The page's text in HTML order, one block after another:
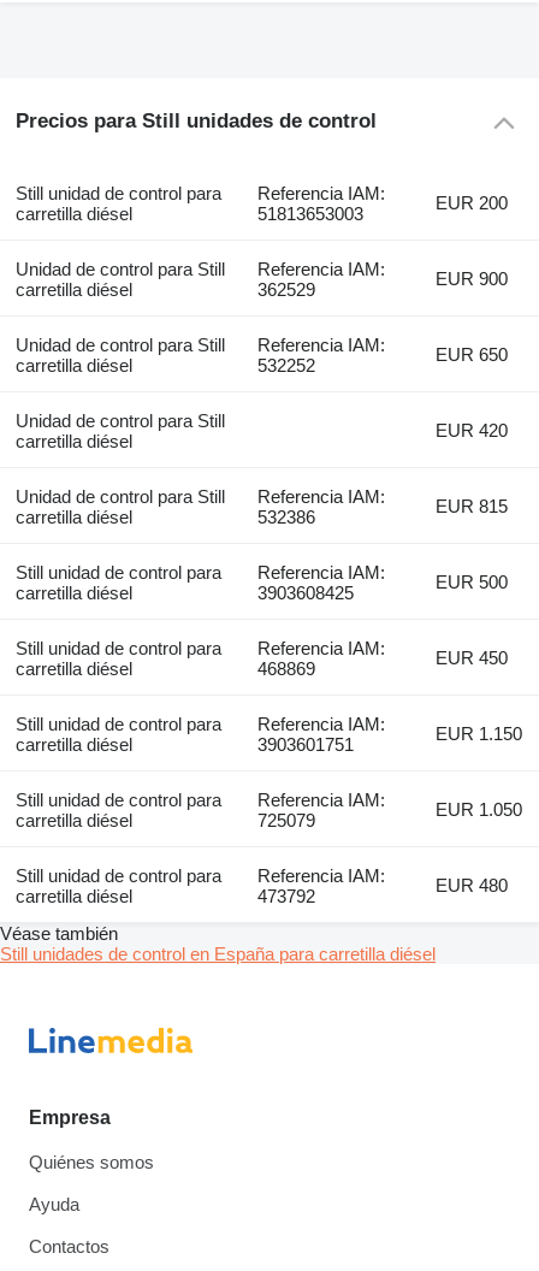
Precios para Still unidades de control
Still unidad de control para
carretilla diésel
Referencia IAM:
51813653003
EUR 200
Unidad de control para Still
carretilla diésel
Referencia IAM:
362529
EUR 900
Unidad de control para Still
carretilla diésel
Referencia IAM:
532252
EUR 650
Unidad de control para Still
carretilla diésel
EUR 420
Unidad de control para Still
carretilla diésel
Referencia IAM:
532386
EUR 815
Still unidad de control para
carretilla diésel
Referencia IAM:
3903608425
EUR 500
Still unidad de control para
carretilla diésel
Referencia IAM:
468869
EUR 450
Still unidad de control para
carretilla diésel
Referencia IAM:
3903601751
EUR 1.150
Still unidad de control para
carretilla diésel
Referencia IAM:
725079
EUR 1.050
Still unidad de control para
carretilla diésel
Referencia IAM:
473792
EUR 480
Véase también
Still unidades de control en España para carretilla diésel
Empresa
Quiénes somos
Ayuda
Contactos